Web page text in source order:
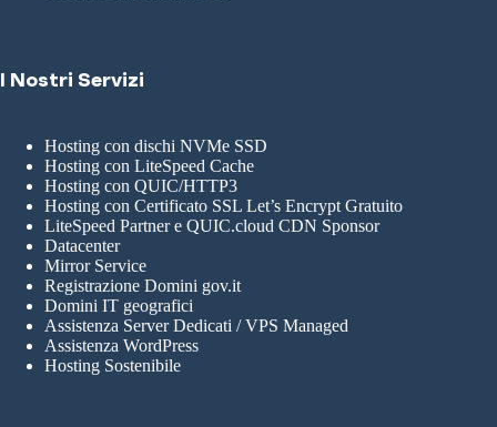
I Nostri Servizi
Hosting con dischi NVMe SSD
Hosting con LiteSpeed Cache
Hosting con QUIC/HTTP3
Hosting con Certificato SSL Let’s Encrypt Gratuito
LiteSpeed Partner e QUIC.cloud CDN Sponsor
Datacenter
Mirror Service
Registrazione Domini gov.it
Domini IT geografici
Assistenza Server Dedicati / VPS Managed
Assistenza WordPress
Hosting Sostenibile